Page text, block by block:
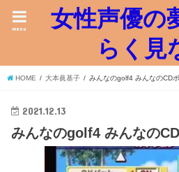
女性声優の
らく見
menu
HOME 大本眞基子 みんなのgolf4 みんなのCD
2021.12.13
みんなのgolf4 みんなの